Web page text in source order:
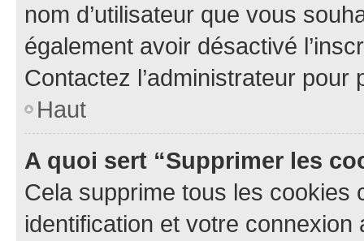
nom d’utilisateur que vous
également avoir désactivé
Contactez l’administrateur
Haut
A quoi sert “Supprimer les
Cela supprime tous les cookies
identification et votre